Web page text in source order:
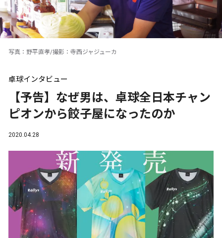
写真：野平直孝/撮影：寺西ジャジューカ
卓球インタビュー
【予告】なぜ男は、卓球全日本チャン
ピオンから餃子屋になったのか
2020.04.28